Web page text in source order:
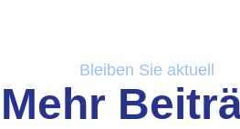
Bleiben Sie aktuell
Mehr